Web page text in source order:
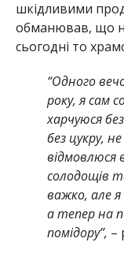
шкідливими
обманював, що
сьогодні то
“Одного
року, я сам
харчуюся
без цукру,
відмовлюся
солодощів
важко, але
а тепер на
помідору”, –